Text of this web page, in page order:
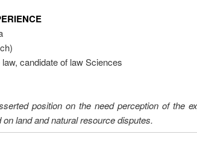
candidate of law Sciences
position on the need perception of the
land and natural resource disputes.